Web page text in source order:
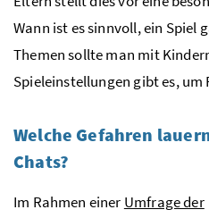
Wann ist es sinnvoll, ein Spiel
Themen sollte man mit
Spieleinstellungen gibt es, um
Welche Gefahren
Chats?
Im Rahmen einer Umfrage der